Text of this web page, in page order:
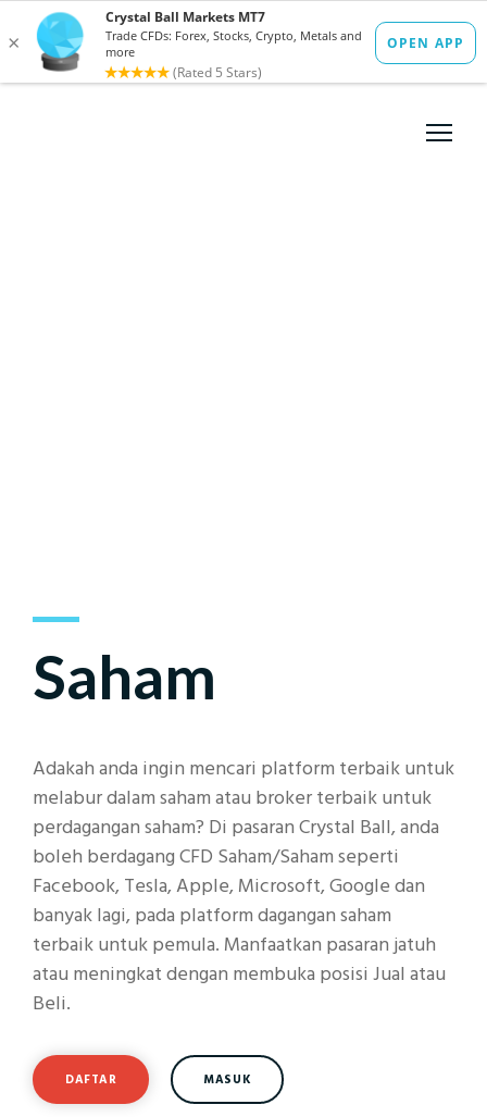
Saham
Adakah anda ingin mencari platform terbaik untuk
melabur dalam saham atau broker terbaik untuk
perdagangan saham? Di pasaran Crystal Ball, anda
boleh berdagang CFD Saham/Saham seperti
Facebook, Tesla, Apple, Microsoft, Google dan
banyak lagi, pada platform dagangan saham
terbaik untuk pemula. Manfaatkan pasaran jatuh
atau meningkat dengan membuka posisi Jual atau
Beli.
DAFTAR MASUK